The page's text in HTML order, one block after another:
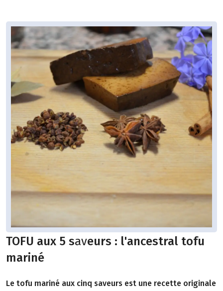
TOFU aux 5 saveurs : l'ancestral tofu
mariné
Le tofu mariné aux cinq saveurs est une recette originale